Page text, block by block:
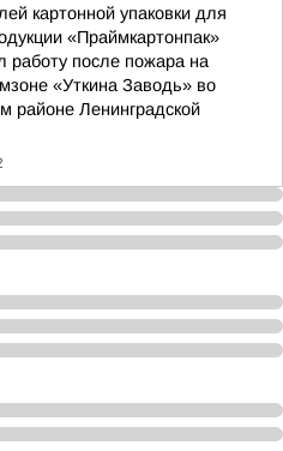
картонной упаковки для
«Праймкартонпак»
работу после пожара на
«Уткина Заводь» во
районе Ленинградской